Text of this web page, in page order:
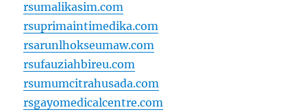
rsumalikasim.com
rsuprimaintimedika.com
rsarunlhokseumaw.com
rsufauziahbireu.com
rsumumcitrahusada.com
rsgayomedicalcentre.com